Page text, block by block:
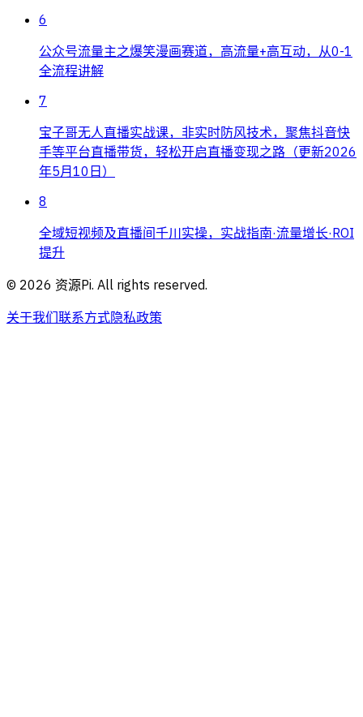
6
公众号流量主之爆笑漫画赛道，高流量+高互动，从0-1
全流程讲解
7
宝子哥无人直播实战课，非实时防风技术，聚焦抖音快
手等平台直播带货，轻松开启直播变现之路（更新2026
年5月10日）
8
全域短视频及直播间千川实操，实战指南·流量增长·ROI
提升
© 2026 资源Pi. All rights reserved.
关于我们联系方式隐私政策